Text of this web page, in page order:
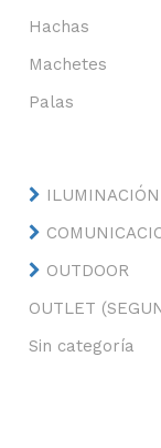
Hachas
Machetes
Palas
ILUMINACIÓN
OUTDOOR
OUTLET
Sin categoría